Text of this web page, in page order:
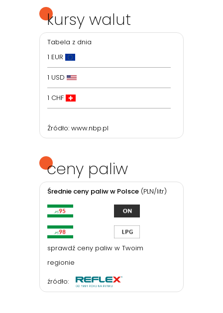
ceny paliw
Średnie ceny paliw w Polsce (PLN/litr)
sprawdź ceny paliw w Twoim
regionie
źródło:
kursy walut
Tabela z dnia
1 EUR
1 USD
1 CHF
Źródło: www.nbp.pl